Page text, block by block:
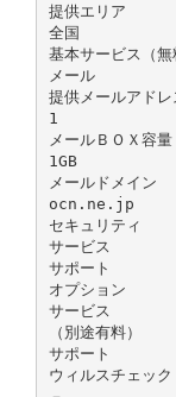
提供エリア
全国
基本サービス（無
メール
提供メールアドレ
1
メールＢＯＸ容量
1GB
メールドメイン
ocn.ne.jp
セキュリティ
サービス
サポート
オプション
サービス
（別途有料）
サポート
ウィルスチェック